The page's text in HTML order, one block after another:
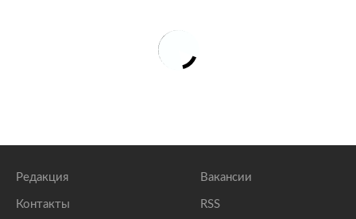
Редакция
Контакты
Вакансии
RSS